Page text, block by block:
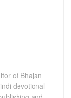
of Bhajan
devotional